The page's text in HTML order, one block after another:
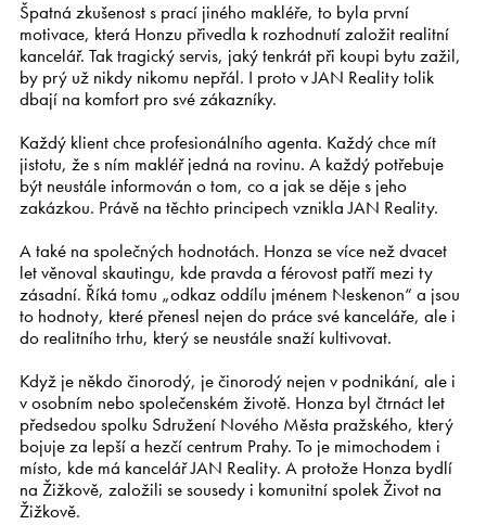
Špatná zkušenost s prací jiného makléře, to byla první
motivace, která Honzu přivedla k rozhodnutí založit realitní
kancelář. Tak tragický servis, jaký tenkrát při koupi bytu zažil,
by prý už nikdy nikomu nepřál. I proto v JAN Reality tolik
dbají na komfort pro své zákazníky.
Každý klient chce profesionálního agenta. Každý chce mít
jistotu, že s ním makléř jedná na rovinu. A každý potřebuje
být neustále informován o tom, co a jak se děje s jeho
zakázkou. Právě na těchto principech vznikla JAN Reality.
A také na společných hodnotách. Honza se více než dvacet
let věnoval skautingu, kde pravda a férovost patří mezi ty
zásadní. Říká tomu „odkaz oddílu jménem Neskenon“ a jsou
to hodnoty, které přenesl nejen do práce své kanceláře, ale i
do realitního trhu, který se neustále snaží kultivovat.
Když je někdo činorodý, je činorodý nejen v podnikání, ale i
v osobním nebo společenském životě. Honza byl čtrnáct let
předsedou spolku Sdružení Nového Města pražského, který
bojuje za lepší a hezčí centrum Prahy. To je mimochodem i
místo, kde má kancelář JAN Reality. A protože Honza bydlí
na Žižkově, založili se sousedy i komunitní spolek Život na
Žižkově.